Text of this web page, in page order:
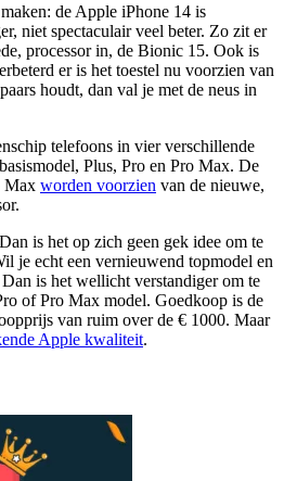
de Apple iPhone 14 is
niet spectaculair veel beter. Zo zit er
processor in, de Bionic 15. Ook is
er is het toestel nu voorzien van
houdt, dan val je met de neus in
telefoons in vier verschillende
Plus, Pro en Pro Max. De
Max worden voorzien van de nieuwe,
is het op zich geen gek idee om te
je echt een vernieuwend topmodel en
is het wellicht verstandiger om te
of Pro Max model. Goedkoop is de
van ruim over de € 1000. Maar
Apple kwaliteit.